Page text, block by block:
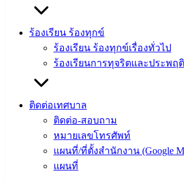
ร้องเรียน ร้องทุกข์
ร้องเรียน ร้องทุกข์เรื่องทั่วไป
ร้องเรียนการทุจริตและประพฤ
ติดต่อเทศบาล
ติดต่อ-สอบถาม
หมายเลขโทรศัพท์
แผนที่/ที่ตั้งสำนักงาน (Google
แผนที่
ศุนย์
ข่าวสาร
อิเล็กทรอนิกส์
องค์
ความรู้
Management)
เทศบาล